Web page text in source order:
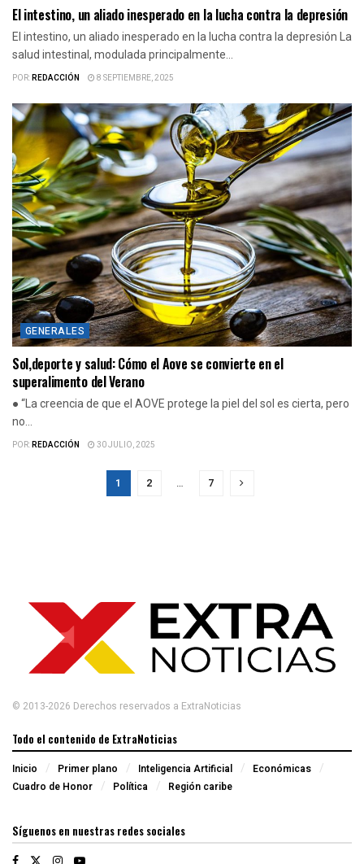
El intestino, un aliado inesperado en la lucha contra la depresión
El intestino, un aliado inesperado en la lucha contra la depresión La
salud intestinal, modulada principalmente...
POR:REDACCIÓN 8 SEPTIEMBRE, 2025
GENERALES
Sol,deporte y salud: Cómo el Aove se convierte en el
superalimento del Verano
● “La creencia de que el AOVE protege la piel del sol es cierta, pero
no...
POR:REDACCIÓN 30 JULIO, 2025
1 2 … 7
© 2013-2026 Derechos reservados a ExtraNoticias
Todo el contenido de ExtraNoticias
Inicio Primer plano Inteligencia Artificial
Económicas
Cuadro de Honor
Política Región caribe
Síguenos en nuestras redes sociales